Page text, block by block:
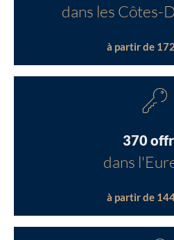
dans les Côtes-
à partir de
370
dans
à partir de